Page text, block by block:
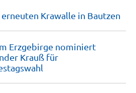
erneuten Krawalle in Bautzen
Erzgebirge nominiert
Krauß für